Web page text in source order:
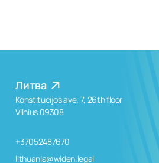
Литва
Konstitucijos ave. 7, 26th floor
Vilnius 09308
+37052487670
lithuania@widen.legal